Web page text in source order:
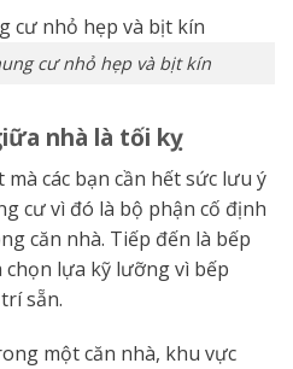
cư nhỏ hẹp và bịt kín
nhà là tối kỵ
các bạn cần hết sức lưu ý
cư vì đó là bộ phận cố định
căn nhà. Tiếp đến là bếp
chọn lựa kỹ lưỡng vì bếp
sẵn.
một căn nhà, khu vực